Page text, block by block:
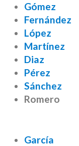
Gómez
Fernández
López
Martínez
Diaz
Pérez
Sánchez
Romero
García